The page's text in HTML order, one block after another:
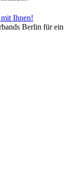
Ihnen!
Berlin für ein